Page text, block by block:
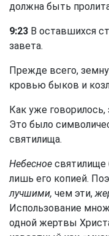
должна быть
9:23 В оставшихся
завета.
Прежде всего,
кровью быков и
Как уже
Это было
святилища.
Небесное святилище
лишь его копией.
лучшими, чем эти,
Использование
одной жертвы